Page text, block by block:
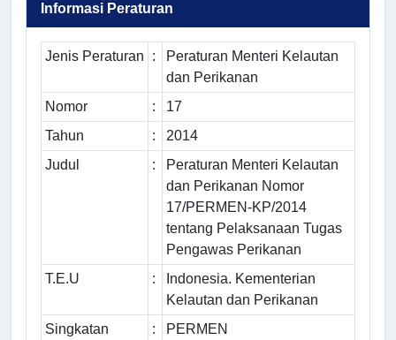
Informasi Peraturan
Jenis Peraturan :
Peraturan Menteri Kelautan
dan Perikanan
Nomor
:
17
Tahun
:
2014
Judul
:
Peraturan Menteri Kelautan
dan Perikanan Nomor
17/PERMEN-KP/2014
tentang Pelaksanaan Tugas
Pengawas Perikanan
T.E.U
:
Indonesia. Kementerian
Kelautan dan Perikanan
Singkatan
: PERMEN